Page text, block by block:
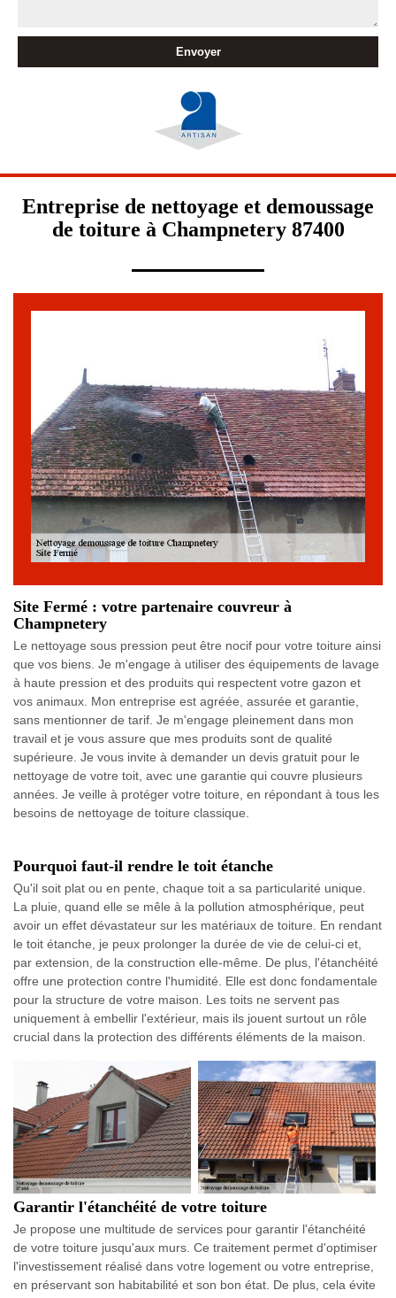
Entreprise de nettoyage et demoussage
de toiture à Champnetery 87400
Site Fermé : votre partenaire couvreur à
Champnetery
Le nettoyage sous pression peut être nocif pour votre toiture ainsi
que vos biens. Je m'engage à utiliser des équipements de lavage
à haute pression et des produits qui respectent votre gazon et
vos animaux. Mon entreprise est agréée, assurée et garantie,
sans mentionner de tarif. Je m'engage pleinement dans mon
travail et je vous assure que mes produits sont de qualité
supérieure. Je vous invite à demander un devis gratuit pour le
nettoyage de votre toit, avec une garantie qui couvre plusieurs
années. Je veille à protéger votre toiture, en répondant à tous les
besoins de nettoyage de toiture classique.
Pourquoi faut-il rendre le toit étanche
Qu'il soit plat ou en pente, chaque toit a sa particularité unique.
La pluie, quand elle se mêle à la pollution atmosphérique, peut
avoir un effet dévastateur sur les matériaux de toiture. En rendant
le toit étanche, je peux prolonger la durée de vie de celui-ci et,
par extension, de la construction elle-même. De plus, l'étanchéité
offre une protection contre l'humidité. Elle est donc fondamentale
pour la structure de votre maison. Les toits ne servent pas
uniquement à embellir l'extérieur, mais ils jouent surtout un rôle
crucial dans la protection des différents éléments de la maison.
Garantir l'étanchéité de votre toiture
Je propose une multitude de services pour garantir l'étanchéité
de votre toiture jusqu'aux murs. Ce traitement permet d'optimiser
l'investissement réalisé dans votre logement ou votre entreprise,
en préservant son habitabilité et son bon état. De plus, cela évite